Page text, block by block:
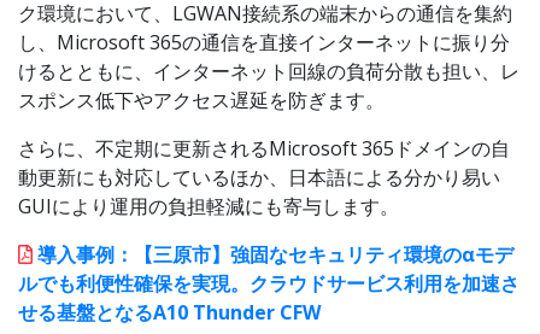
ク環境において、LGWAN接続系の端末からの通信を集約
し、Microsoft 365の通信を直接インターネットに振り分
けるとともに、インターネット回線の負荷分散も担い、レ
スポンス低下やアクセス遅延を防ぎます。
さらに、不定期に更新されるMicrosoft 365ドメインの自
動更新にも対応しているほか、日本語による分かり易い
GUIにより運用の負担軽減にも寄与します。
導入事例：【三原市】強固なセキュリティ環境のαモデ
ルでも利便性確保を実現。クラウドサービス利用を加速さ
せる基盤となるA10 Thunder CFW